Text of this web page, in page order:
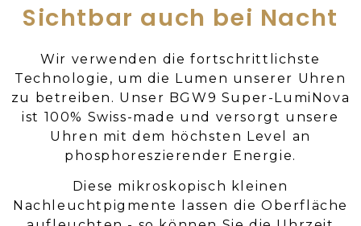
Sichtbar auch bei Nacht
Wir verwenden die fortschrittlichste
Technologie, um die Lumen unserer Uhren
zu betreiben. Unser BGW9 Super-LumiNova
ist 100% Swiss-made und versorgt unsere
Uhren mit dem höchsten Level an
phosphoreszierender Energie.
Diese mikroskopisch kleinen
Nachleuchtpigmente lassen die Oberfläche